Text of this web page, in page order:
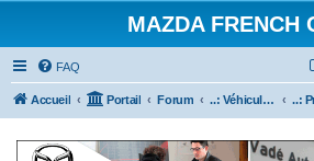
MAZDA FRENCH
FAQ
Accueil Portail Forum ..: Véhicules Mazda ancien (<2003) :..